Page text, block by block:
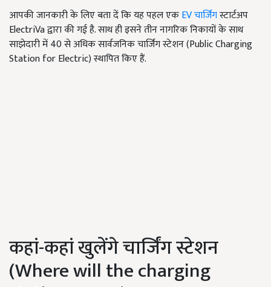
आपकी जानकारी के लिए बता दें कि यह पहल एकEV चार्जिंगस्टार्टअप
ElectriVa द्वारा की गई है. साथ ही इसने तीन नागरिक निकायों के साथ
साझेदारी में 40 से अधिक सार्वजनिक चार्जिंग स्टेशन (Public Charging
Station for Electric) स्थापित किए हैं.
कहां-कहां खुलेंगे चार्जिंग स्टेशन
(Where will the charging